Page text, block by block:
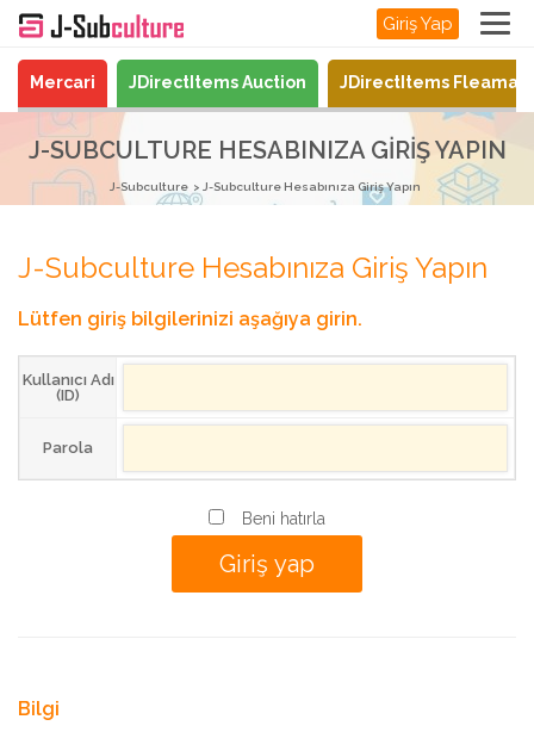
Giriş Yap
Mercari JDirectItems Auction JDirectItems
J-SUBCULTURE HESABINIZA GIRIŞ YAPIN
J-Subculture J-Subculture Hesabınıza Giriş Yapın
J-Subculture Hesabınıza Giriş Yapın
Lütfen giriş bilgilerinizi aşağıya girin.
Kullanıcı Adı
(ID)
Parola
Beni hatırla
Bilgi